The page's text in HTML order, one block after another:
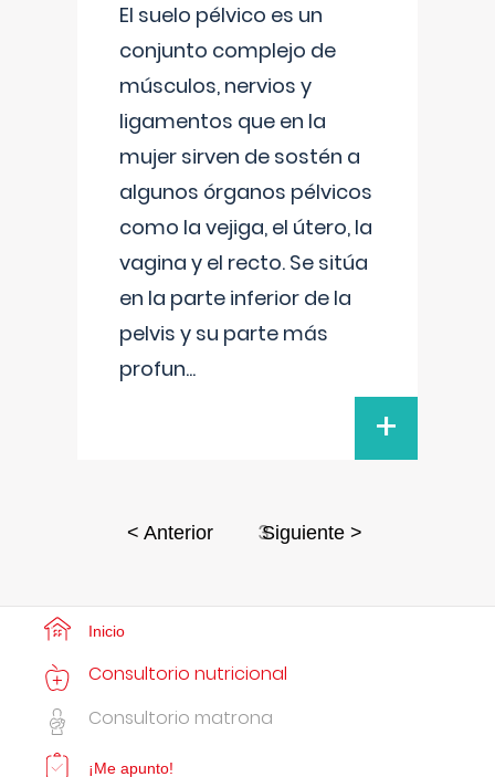
El suelo pélvico es un
conjunto complejo de
músculos, nervios y
ligamentos que en la
mujer sirven de sostén a
algunos órganos pélvicos
como la vejiga, el útero, la
vagina y el recto. Se sitúa
en la parte inferior de la
pelvis y su parte más
profun...
+
< Anterior 3Siguiente >
Inicio
Consultorio nutricional
Consultorio matrona
¡Me apunto!